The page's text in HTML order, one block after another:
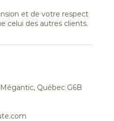
et de votre respect
celui des autres clients.
Québec G6B